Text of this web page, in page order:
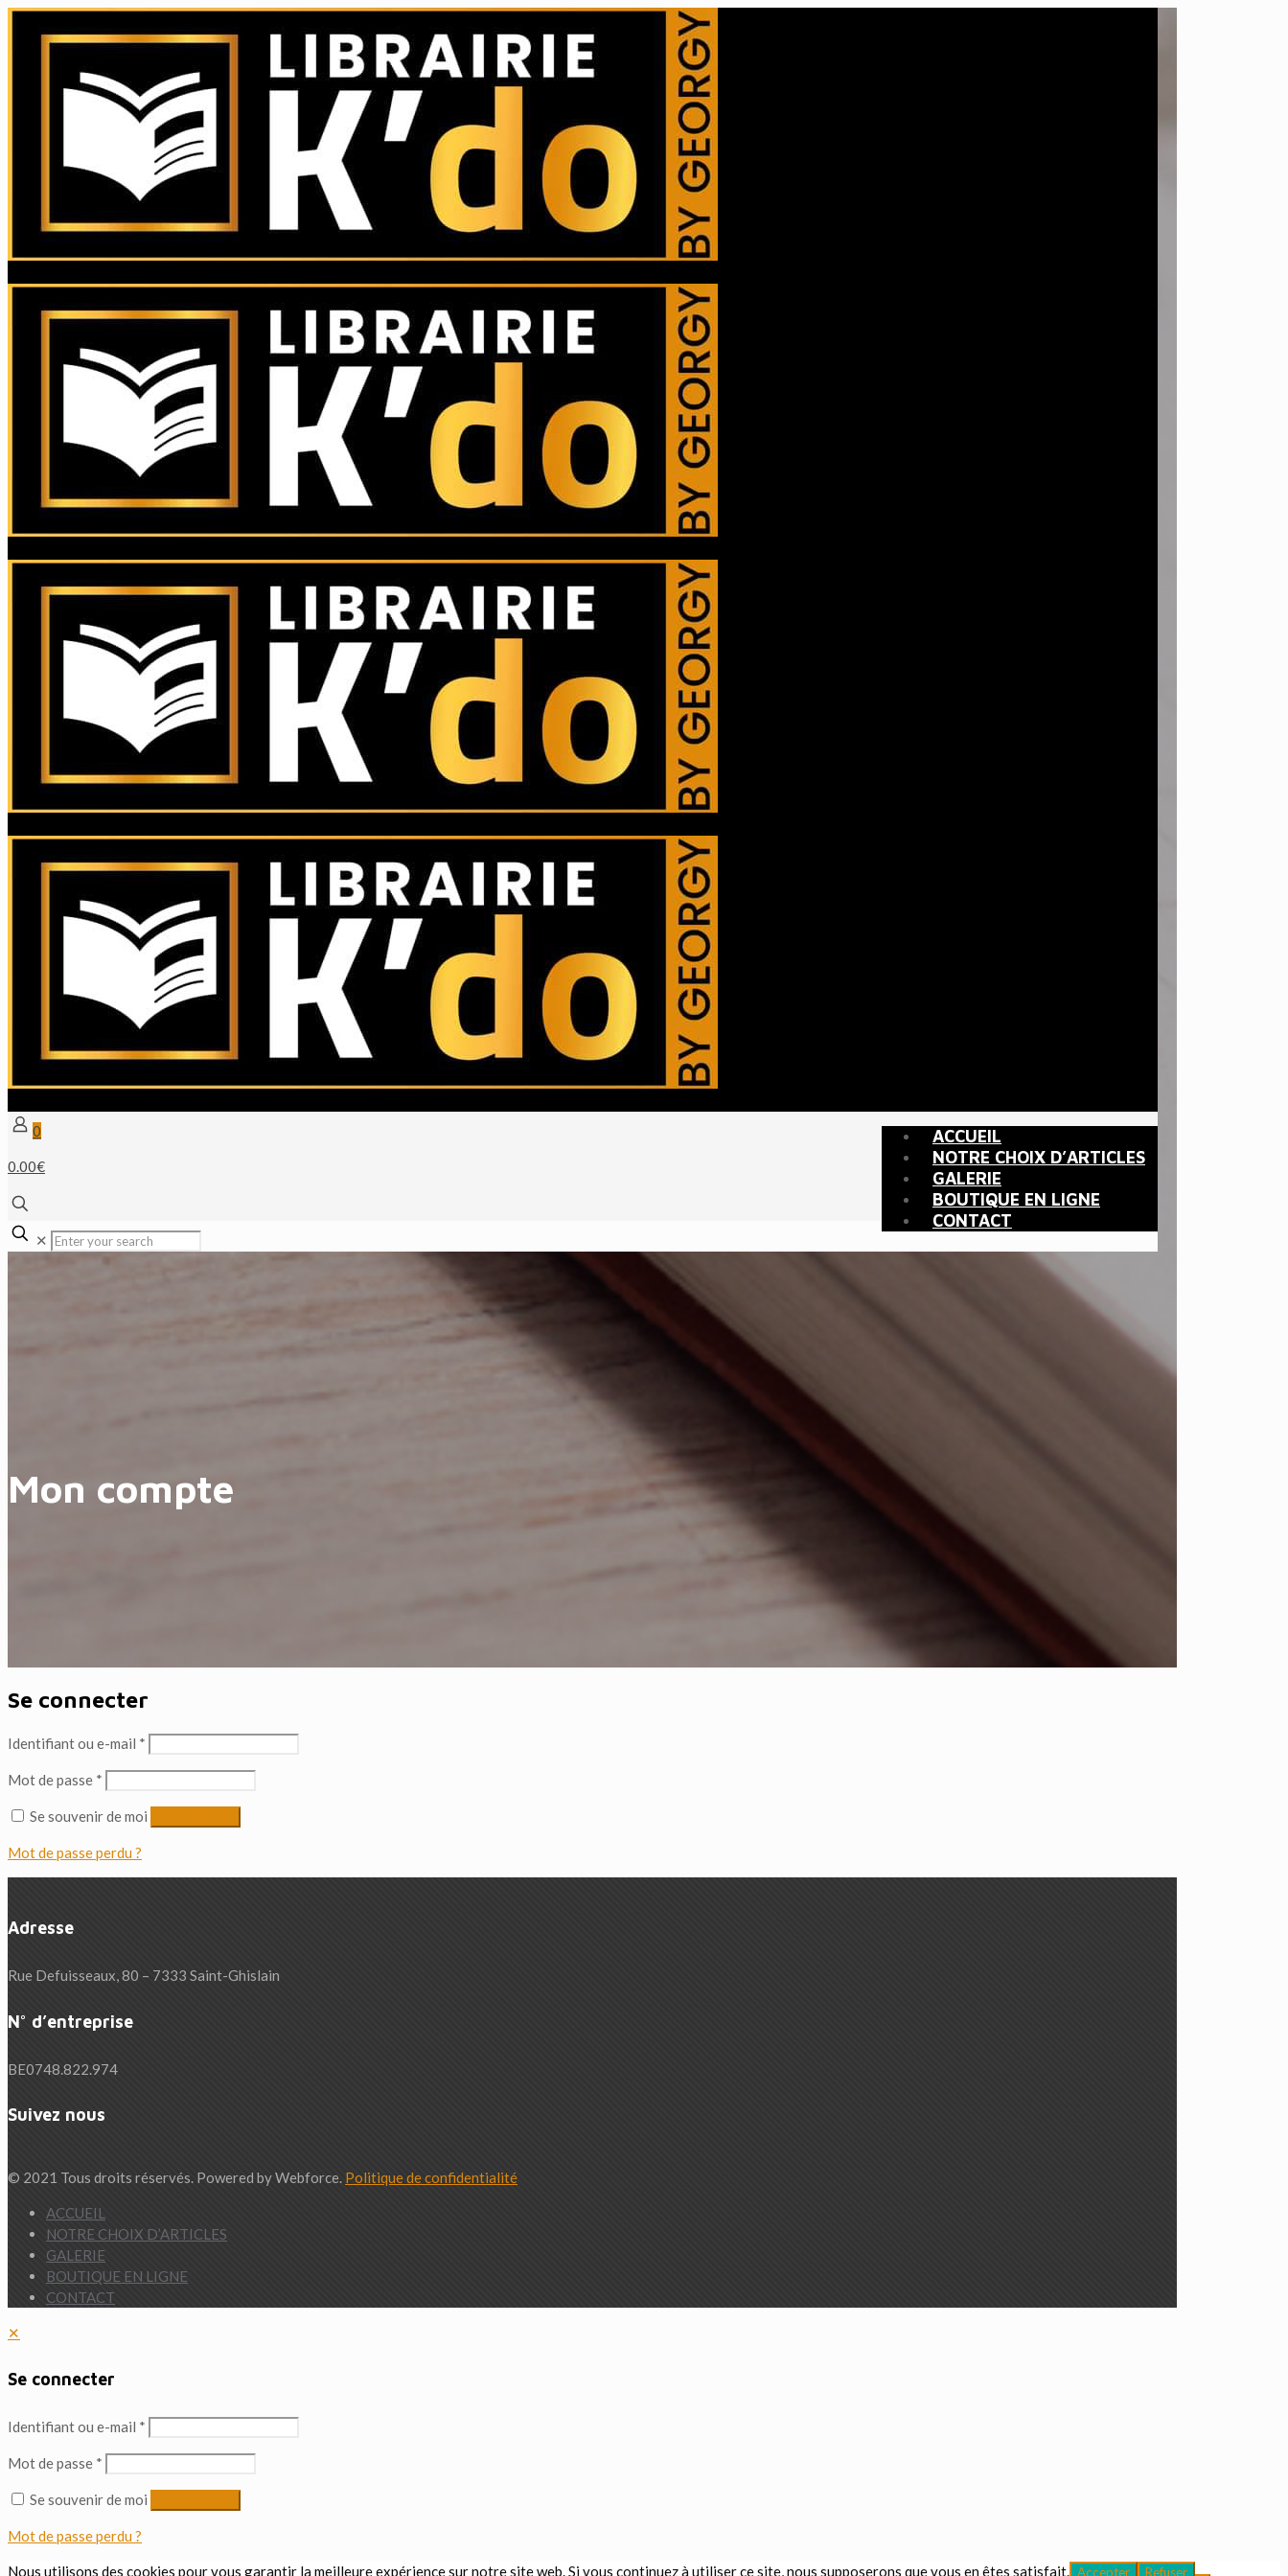
ACCUEIL
NOTRE CHOIX D’ARTICLES
GALERIE
BOUTIQUE EN LIGNE
CONTACT
0
0.00€
✕
Mon compte
Se connecter
Identifiant ou e-mail *
Mot de passe *
Se souvenir de moi
Mot de passe perdu ?
Adresse
Rue Defuisseaux, 80 – 7333 Saint-Ghislain
N° d’entreprise
BE0748.822.974
Suivez nous
© 2021 Tous droits réservés. Powered by Webforce. Politique de confidentialité
ACCUEIL
NOTRE CHOIX D’ARTICLES
GALERIE
BOUTIQUE EN LIGNE
CONTACT
✕
Se connecter
Identifiant ou e-mail *
Mot de passe *
Se souvenir de moi
Mot de passe perdu ?
Nous utilisons des cookies pour vous garantir la meilleure expérience sur notre site web. Si vous continuez à utiliser ce site, nous supposerons que vous en êtes satisfait. Accepter Refuser